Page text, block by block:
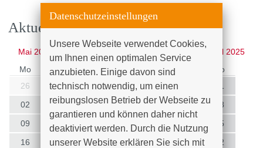
Aktuelle Veranstaltungen
Mai 2025 Juni2025
Jul 2025
Mo
Di Mi Do Fr
So
26
27 28 29 30
02
03 04 05 06 07
08
09
10 11 13 14
15
16
17 18 19 20 21
22
Datenschutzeinstellungen
Unsere Webseite verwendet Cookies,
um Ihnen einen optimalen Service
anzubieten. Einige davon sind
technisch notwendig, um einen
reibungslosen Betrieb der Webseite zu
garantieren und können daher nicht
deaktiviert werden. Durch die Nutzung
unserer Website erklären Sie sich mit